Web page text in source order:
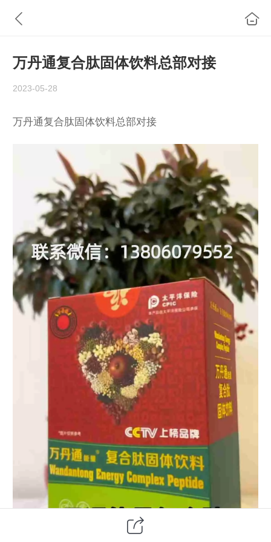
万丹通复合肽固体饮料总部对接
2023-05-28
万丹通复合肽固体饮料总部对接